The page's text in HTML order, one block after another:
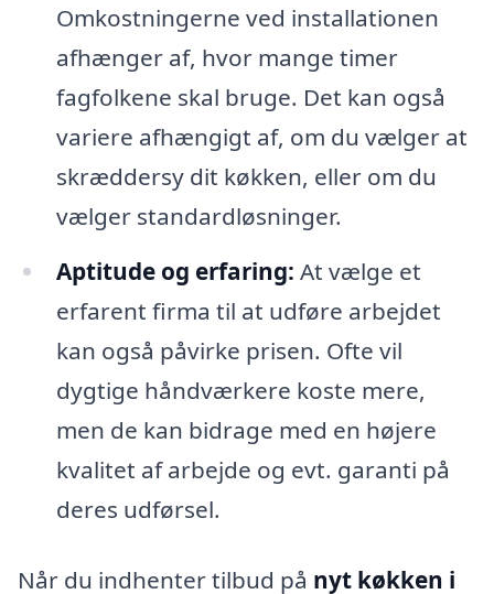
Omkostningerne ved installationen
afhænger af, hvor mange timer
fagfolkene skal bruge. Det kan også
variere afhængigt af, om du vælger at
skræddersy dit køkken, eller om du
vælger standardløsninger.
Aptitude og erfaring: At vælge et
erfarent firma til at udføre arbejdet
kan også påvirke prisen. Ofte vil
dygtige håndværkere koste mere,
men de kan bidrage med en højere
kvalitet af arbejde og evt. garanti på
deres udførsel.
Når du indhenter tilbud på nyt køkken i